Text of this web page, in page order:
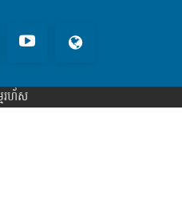
រហ័ស